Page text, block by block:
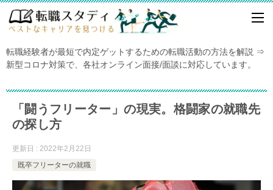
転職経験者が最短で内定ゲットするための転職活動の方法を解説 ⇒
新型コロナ対策で、各社オンライン面接/面談に対応しています。
「闘うフリーター」の現実。格闘家の就職先
の探し方
更新日 : 2022年2月22日
既卒フリーターの就職